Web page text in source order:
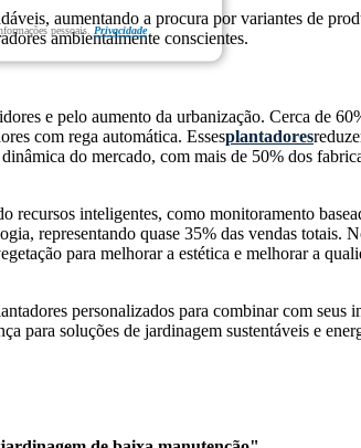
pessoais. Privacidade
aumentando a procura por variantes de
ambientalmente conscientes.
e pelo aumento da urbanização. Cerca de
com rega automática. Essesplantadores
do mercado, com mais de 50% dos
inteligentes, como monitoramento
representando quase 35% das vendas totais.
para melhorar a estética e melhorar a
personalizados para combinar com seus
para soluções de jardinagem sustentáveis ​​e